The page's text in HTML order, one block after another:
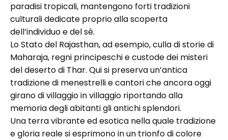
paradisi tropicali, mantengono forti tradizioni
culturali dedicate proprio alla scoperta
dell’individuo e del sè.
Lo Stato del Rajasthan, ad esempio, culla di storie di
Maharaja, regni principeschi e custode dei misteri
del deserto di Thar. Qui si preserva un’antica
tradizione di menestrelli e cantori che ancora oggi
girano di villaggio in villaggio riportando alla
memoria degli abitanti gli antichi splendori.
Una terra vibrante ed esotica nella quale tradizione
e gloria reale si esprimono in un trionfo di colore